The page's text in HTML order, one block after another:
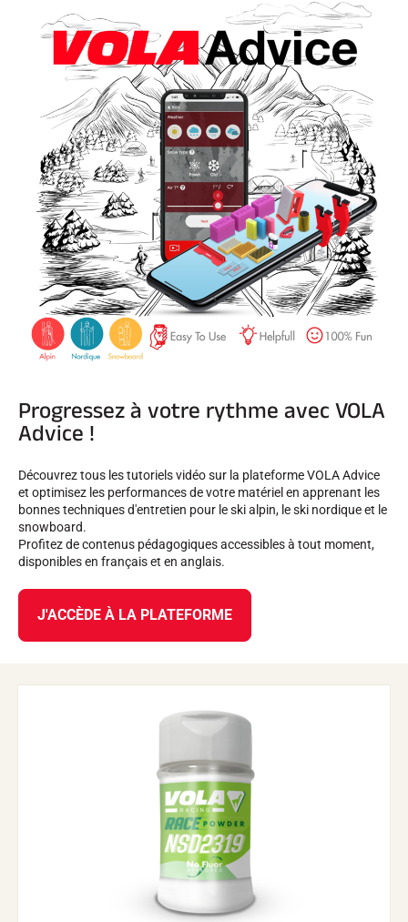
SKI TOUT TERRAIN
Progressez à votre rythme avec VOLA
Advice !
Découvrez tous les tutoriels vidéo sur la plateforme VOLA Advice
et optimisez les performances de votre matériel en apprenant les
bonnes techniques d'entretien pour le ski alpin, le ski nordique et le
snowboard.
Profitez de contenus pédagogiques accessibles à tout moment,
disponibles en français et en anglais.
J'ACCÈDE À LA PLATEFORME